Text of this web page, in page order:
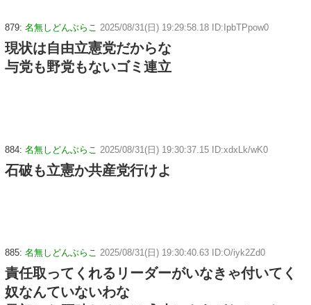
879: 名無しどんぶらこ 2025/08/31(日) 19:29:58.18 ID:IpbTPpow0
現状は自由立憲党だからな
与党も野党もないゴミ連立
884: 名無しどんぶらこ 2025/08/31(日) 19:30:37.15 ID:xdxLk/wK0
石破も立憲か共産党行けよ
885: 名無しどんぶらこ 2025/08/31(日) 19:30:40.63 ID:O/iyk2Zd0
責任取ってくれるリーダーがいなきゃ付いてく
奴なんていないわな